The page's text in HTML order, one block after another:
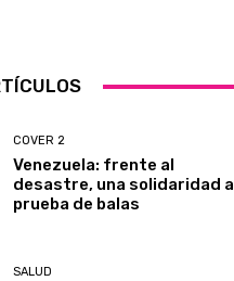
COVER 2
Venezuela: frente al
desastre, una solidaridad a
prueba de balas
SALUD